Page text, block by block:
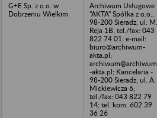
G+E Sp. z o.o. w
Dobrzeniu Wielkim
Archiwum Usługowe
"AKTA" Spółka z o.o.,
98-200 Sieradz, ul. M.
Reja 1B, tel./fax: 043
822 74 01; e-mail:
biuro@archiwum-
akta.pl;
archiwum@archiwum
-akta.pl; Kancelaria -
98-200 Sieradz, ul. A.
Mickiewicza 6,
tel./fax: 043 822 79
14; tel. kom. 602 39
36 26